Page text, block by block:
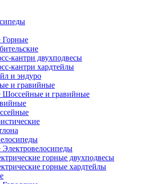
Горные
кантри двухподвесы
кантри хардтейлы
и эндуро
и гравийные
Шоссейные и гравийные
Электровелосипеды
горные двухподвесы
горные хардтейлы